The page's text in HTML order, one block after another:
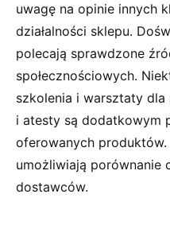
uwagę na opinie innych
działalności sklepu.
polecają sprawdzone
społecznościowych.
szkolenia i warsztaty
i atesty są dodatkowym
oferowanych
umożliwiają porównanie
dostawców.